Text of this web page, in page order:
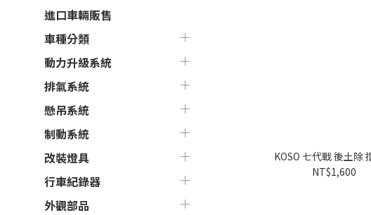
進口車輛販售
車種分類
動力升級系統
排氣系統
懸吊系統
制動系統
改裝燈具
行車紀錄器
外觀部品
KOSO 七代戰 後土除
NT$1,600